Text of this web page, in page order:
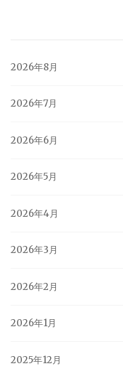
2026年8月
2026年7月
2026年6月
2026年5月
2026年4月
2026年3月
2026年2月
2026年1月
2025年12月